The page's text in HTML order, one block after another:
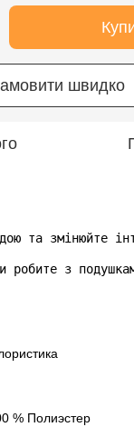
швидко
та змінюйте
робите з
% Полиэстер